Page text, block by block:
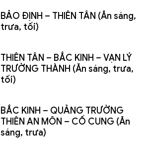
BẢO ĐỊNH – THIÊN TÂN (Ăn sáng,
trưa, tối)
THIÊN TÂN – BẮC KINH – VẠN LÝ
TRƯỜNG THÀNH (Ăn sáng, trưa,
tối)
BẮC KINH – QUẢNG TRƯỜNG
THIÊN AN MÔN – CỐ CUNG (Ăn
sáng, trưa)